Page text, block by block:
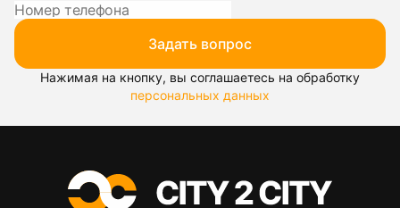
Задать вопрос
Нажимая на кнопку, вы соглашаетесь на обработку
персональных данных